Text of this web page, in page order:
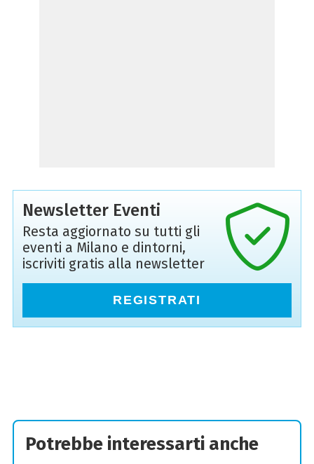
Newsletter Eventi
Resta aggiornato su tutti gli
eventi a Milano e dintorni,
iscriviti gratis alla newsletter
REGISTRATI
Potrebbe interessarti anche